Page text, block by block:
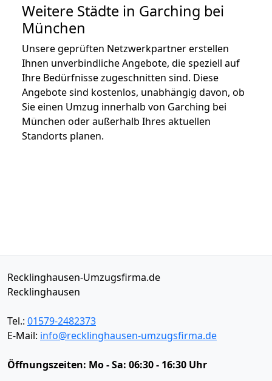
Weitere Städte in Garching bei
München
Unsere geprüften Netzwerkpartner erstellen
Ihnen unverbindliche Angebote, die speziell auf
Ihre Bedürfnisse zugeschnitten sind. Diese
Angebote sind kostenlos, unabhängig davon, ob
Sie einen Umzug innerhalb von Garching bei
München oder außerhalb Ihres aktuellen
Standorts planen.
Recklinghausen-Umzugsfirma.de
Recklinghausen
Tel.: 01579-2482373
E-Mail: info@recklinghausen-umzugsfirma.de
Öffnungszeiten: Mo - Sa: 06:30 - 16:30 Uhr